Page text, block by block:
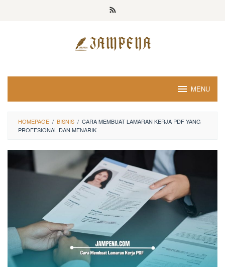
MENU
HOMEPAGE / BISNIS / CARA MEMBUAT LAMARAN KERJA PDF YANG
PROFESIONAL DAN MENARIK